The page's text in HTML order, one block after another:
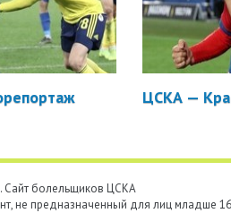
ЦСКА —
Cайт болельщиков ЦСКА
не предназначенный для лиц младше